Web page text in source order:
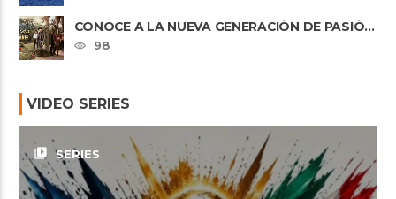
CONOCE A LA NUEVA GENERACIÓN DE PASIÓN
DE GAVILANES II
98
VIDEO SERIES
video_library SERIES